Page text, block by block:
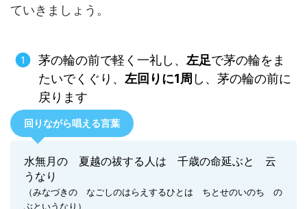
ていきましょう。
茅の輪の前で軽く一礼し、 左足で茅の輪をま
たいでくぐり、 左回りに1周 し、茅の輪の前に
戻ります
回りながら唱える言葉
水無月の 夏越の祓する人は 千歳の命延ぶと 云
うなり
（みなづきの なごしのはらえするひとは ちとせのいのち の
ぶというなり）